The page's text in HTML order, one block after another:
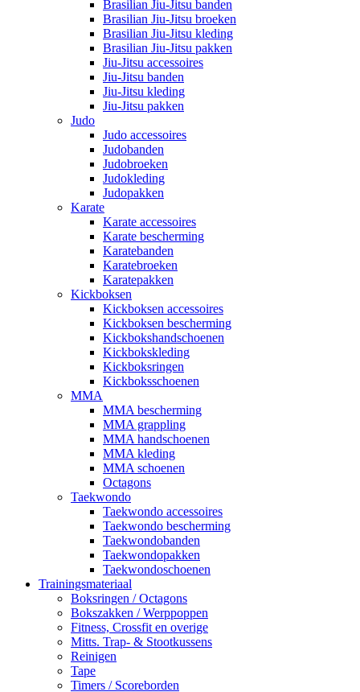
Brasilian Jiu-Jitsu banden
Brasilian Jiu-Jitsu broeken
Brasilian Jiu-Jitsu kleding
Brasilian Jiu-Jitsu pakken
Jiu-Jitsu accessoires
Jiu-Jitsu banden
Jiu-Jitsu kleding
Jiu-Jitsu pakken
Judo
Judo accessoires
Judobanden
Judobroeken
Judokleding
Judopakken
Karate
Karate accessoires
Karate bescherming
Karatebanden
Karatebroeken
Karatepakken
Kickboksen
Kickboksen accessoires
Kickboksen bescherming
Kickbokshandschoenen
Kickbokskleding
Kickboksringen
Kickboksschoenen
MMA
MMA bescherming
MMA grappling
MMA handschoenen
MMA kleding
MMA schoenen
Octagons
Taekwondo
Taekwondo accessoires
Taekwondo bescherming
Taekwondobanden
Taekwondopakken
Taekwondoschoenen
Trainingsmateriaal
Boksringen / Octagons
Bokszakken / Werppoppen
Fitness, Crossfit en overige
Mitts. Trap- & Stootkussens
Reinigen
Tape
Timers / Scoreborden